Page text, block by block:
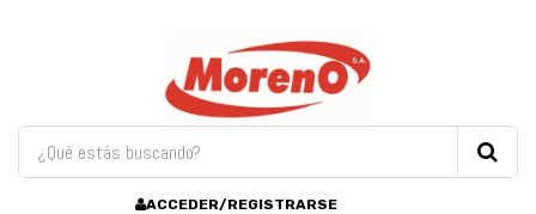
ACCEDER/REGISTRARSE